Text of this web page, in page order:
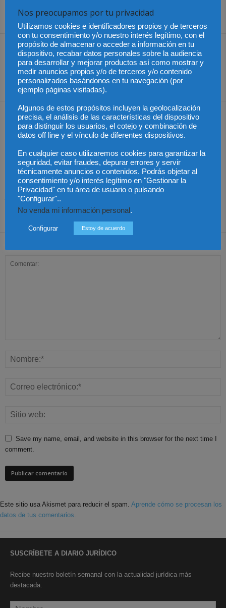
Share
Artículo anterior
Chile – Implementación
efectiva de la Ley Nacional
del Cáncer
Artículo siguiente
México – Arranca la nueva
etapa de la SCJN
Artículos relacionados Más del autor
Colombia – Proteger la
vida desde la
fecundación
Colombia – Abelardo de
la Espirella asumirá en
Colombia – Judicatura y
acceso al título de
Save my name, email, and website in this browser for the next time I
comment.
Este sitio usa Akismet para reducir el spam. Aprende cómo se procesan los
datos de tus comentarios.
SUSCRÍBETE A DIARIO JURÍDICO
Recibe nuestro boletín semanal con la actualidad jurídica más
destacada.
Nos preocupamos por tu privacidad
Utilizamos cookies e identificadores propios y de terceros
con tu consentimiento y/o nuestro interés legítimo, con el
propósito de almacenar o acceder a información en tu
dispositivo, recabar datos personales sobre la audiencia
para desarrollar y mejorar productos así como mostrar y
medir anuncios propios y/o de terceros y/o contenido
personalizados basándonos en tu navegación (por
ejemplo páginas visitadas).
Algunos de estos propósitos incluyen la geolocalización
precisa, el análisis de las características del dispositivo
para distinguir los usuarios, el cotejo y combinación de
datos off line y el vínculo de diferentes dispositivos.
En cualquier caso utilizaremos cookies para garantizar la
seguridad, evitar fraudes, depurar errores y servir
técnicamente anuncios o contenidos. Podrás objetar al
consentimiento y/o interés legítimo en "Gestionar la
Privacidad" en tu área de usuario o pulsando
"Configurar"..
No venda mi información personal.
Configurar Estoy de acuerdo